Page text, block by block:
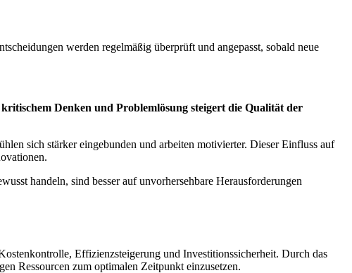
werden regelmäßig überprüft und angepasst, sobald neue
Denken und Problemlösung steigert die Qualität der
sich stärker eingebunden und arbeiten motivierter. Dieser Einfluss auf
handeln, sind besser auf unvorhersehbare Herausforderungen
Effizienzsteigerung und Investitionssicherheit. Durch das
Ressourcen zum optimalen Zeitpunkt einzusetzen.